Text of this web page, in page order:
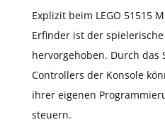
Explizit beim LEGO 51515
Erfinder ist der
hervorgehoben. Durch das
Controllers der Konsole
ihrer eigenen
steuern.